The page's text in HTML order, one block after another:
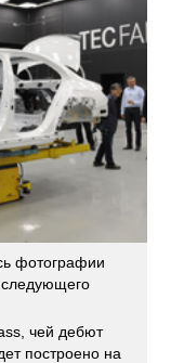
фотографии
следующего
чей дебют
построено на